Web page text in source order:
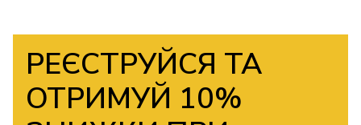
РЕЄСТРУЙСЯ ТА
ОТРИМУЙ 10%